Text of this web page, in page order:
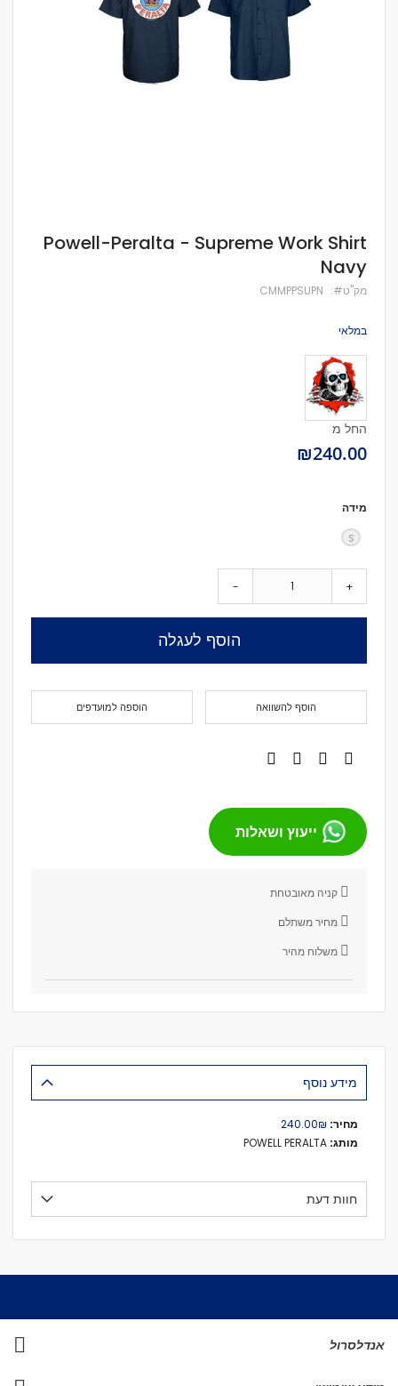
לדלג
להתחלה
של
גלריית
תמונות
Powell-Peralta - Supreme Work Shirt
Navy
מק''ט CMMPPSUPN
במלאי
החל מ
₪240.00
מידה
S
- +
הוסף לעגלה
הוספה למועדפים הוסף להשוואה
ייעוץ ושאלות
קניה מאובטחת
מחיר משתלם
משלוח מהיר
מידע נוסף
מידע
נוסף
₪‏240.00
חוות דעת
אנדלסרול